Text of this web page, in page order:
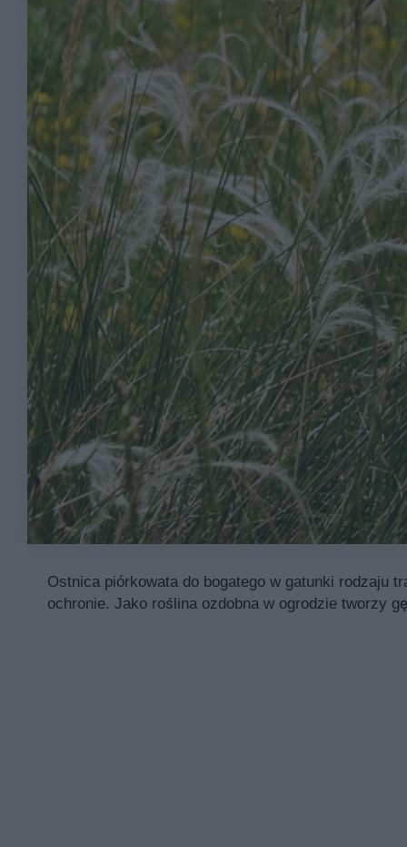
Ostnica piórkowata do bogatego w gatunki rodzaju
ochronie. Jako roślina ozdobna w ogrodzie tworzy